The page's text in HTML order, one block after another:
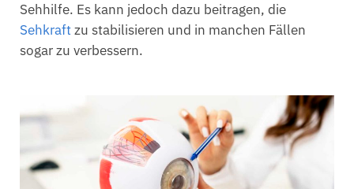
Sehhilfe. Es kann jedoch dazu beitragen, die
Sehkraftzu stabilisieren und in manchen Fällen
sogar zu verbessern.